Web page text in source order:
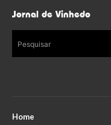
Jornal de Vinhedo
Pesquisar
Home